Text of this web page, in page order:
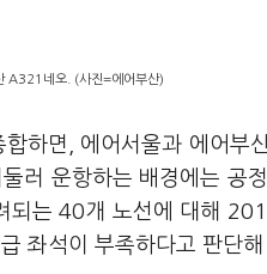
A321네오. (사진=에어부산)
하면, 에어서울과 에어
러 운항하는 배경에는 공
되는 40개 노선에 대해
좌석이 부족하다고 판단